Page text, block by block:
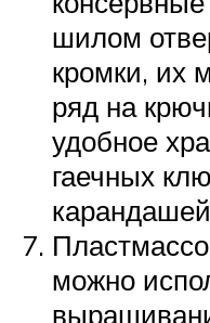
шилом
кромки, их
ряд на
удобное
гаечных
можно